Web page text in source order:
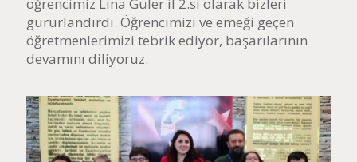
gururlandırdı. Öğrencimizi ve emeği geçen
öğretmenlerimizi tebrik ediyor, başarılarının
devamını diliyoruz.